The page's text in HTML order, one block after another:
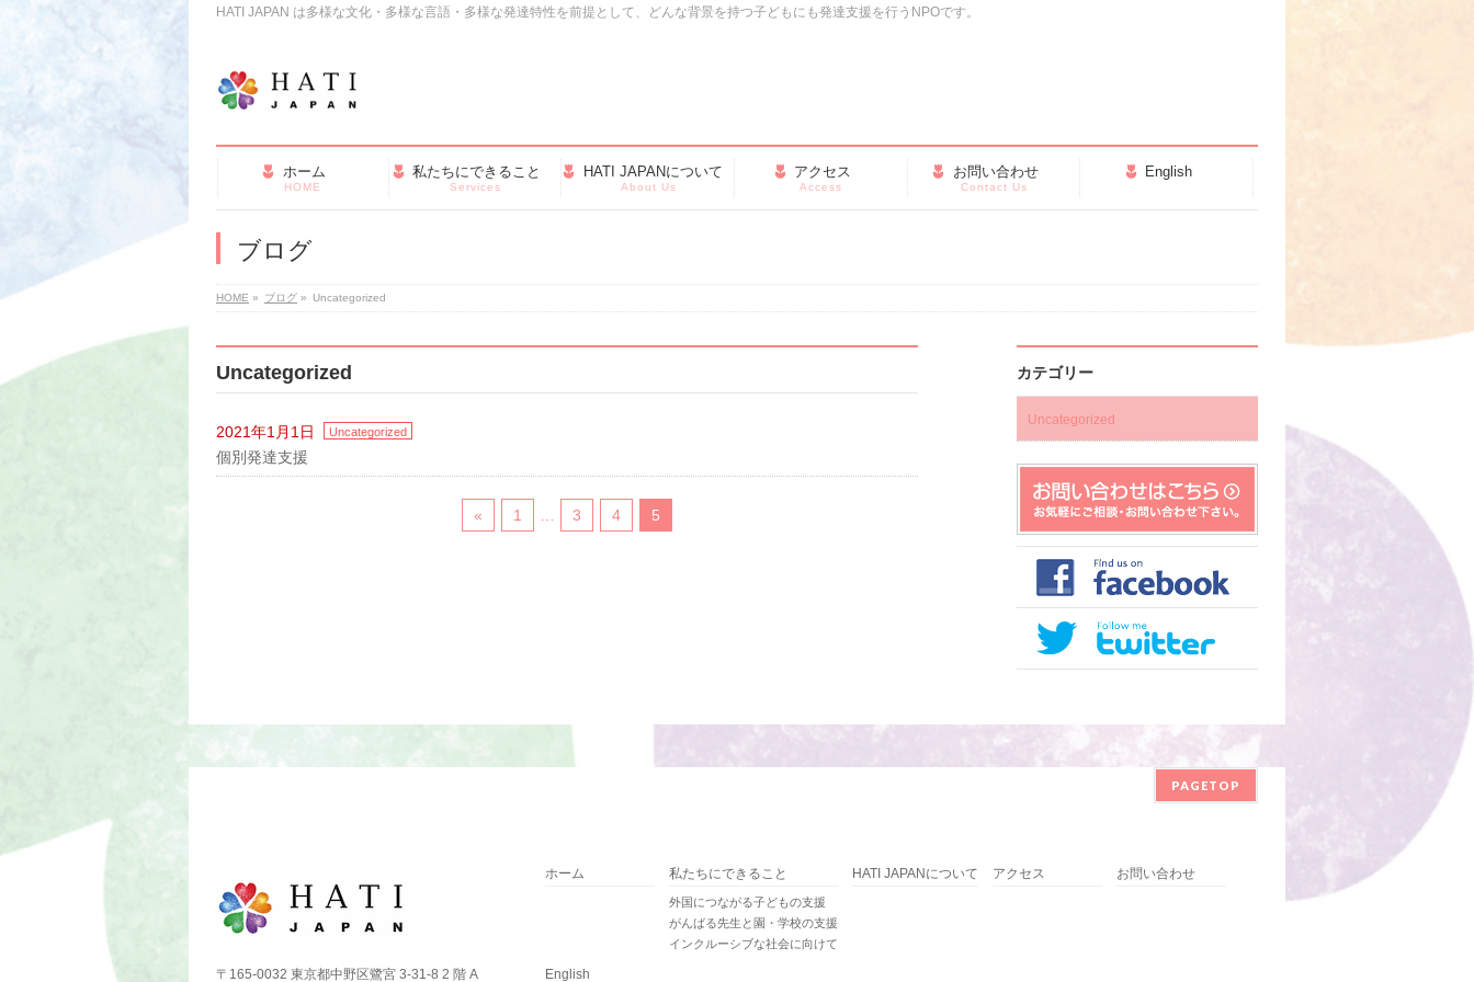
HATI JAPAN は多様な文化・多様な言語・多様な発達特性を前提として、どんな背景を持つ子どもにも発達支援を行うNPOです。
ホーム
HOME
私たちにできること
Services
HATI JAPANについて
About Us
アクセス
Access
お問い合わせ
Contact Us
English
ブログ
HOME » ブログ » Uncategorized
Uncategorized
2021年1月1日 Uncategorized
個別発達支援
« 1 3 4 5
カテゴリー
Uncategorized
PAGETOP
〒165-0032 東京都中野区鷺宮 3-31-8 2 階 A
ホーム 私たちにできること
外国につながる子どもの支援
がんばる先生と園・学校の支援
インクルーシブな社会に向けて
HATI JAPANについて アクセス お問い合わせ
English